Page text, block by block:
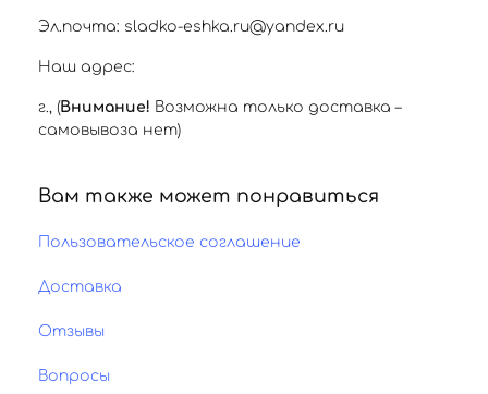
Эл.почта: sladko-eshka.ru@yandex.ru
Наш адрес:
г. , (Внимание! Возможна только доставка –
самовывоза нет)
Вам также может понравиться
Пользовательское соглашение
Доставка
Отзывы
Вопросы